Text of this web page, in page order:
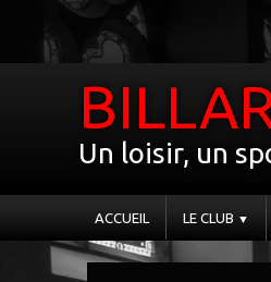
Un loisir, un
ACCUEIL LE CLUB ▼